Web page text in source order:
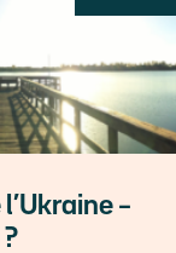
l’Ukraine –